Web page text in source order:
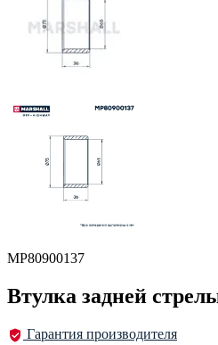
MP80900137
Втулка задней
Гарантия производителя